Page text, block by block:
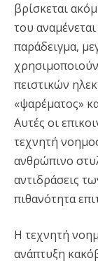
βρίσκεται
του
παράδειγμα,
πειστικών
«ψαρέματος»
Αυτές οι
τεχνητή
ανθρώπινο
αντιδράσεις
πιθανότητα
Η τεχνητή
ανάπτυξη